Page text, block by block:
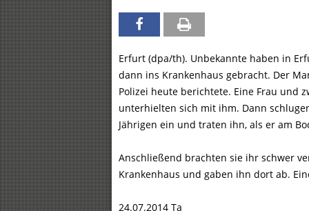
Erfurt (dpa/th). Unbekannte haben in
dann ins Krankenhaus gebracht. Der
Polizei heute berichtete. Eine Frau und
unterhielten sich mit ihm. Dann
Jährigen ein und traten ihn, als er am
Anschließend brachten sie ihr schwer
Krankenhaus und gaben ihn dort ab.
24.07.2014 Ta